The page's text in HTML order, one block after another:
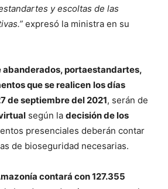
y escoltas de las
expresó la ministra en su
abanderados, portaestandartes,
que se realicen los días
de septiembre del 2021, serán de
según la decisión de los
presenciales deberán contar
de bioseguridad necesarias.
contará con 127.355